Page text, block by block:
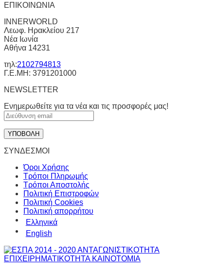
ΕΠΙΚΟΙΝΩΝΙΑ
INNERWORLD
Λεωφ. Ηρακλείου 217
Νέα Ιωνία
Αθήνα 14231
τηλ:2102794813
Γ.Ε.ΜΗ: 3791201000
NEWSLETTER
Ενημερωθείτε για τα νέα και τις προσφορές μας!
ΣΥΝΔΕΣΜΟΙ
Όροι Χρήσης
Τρόποι Πληρωμής
Τρόποι Αποστολής
Πολιτική Επιστροφών
Πολιτική Cookies
Πολιτική απορρήτου
Ελληνικά
English